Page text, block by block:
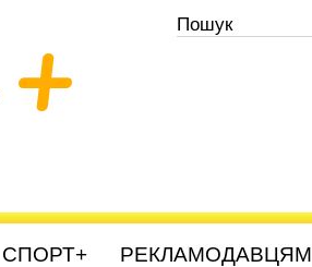
+
СПОРТ+ РЕКЛАМОДАВЦЯМ